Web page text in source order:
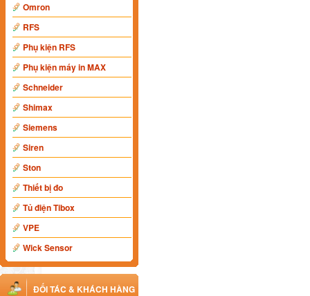
Omron
RFS
Phụ kiện RFS
Phụ kiện máy in MAX
Schneider
Shimax
Siemens
Siren
Ston
Thiết bị đo
Tủ điện Tibox
VPE
Wick Sensor
ĐỐI TÁC & KHÁCH HÀNG